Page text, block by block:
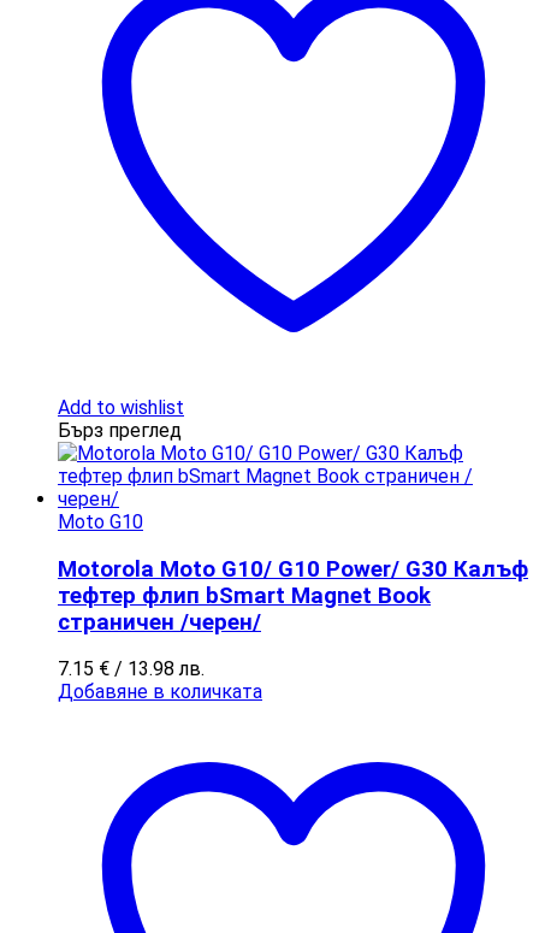
Add to wishlist
Бърз преглед
Moto G10
Motorola Moto G10/ G10 Power/ G30 Калъф
тефтер флип bSmart Magnet Book
страничен /черен/
7.15 € / 13.98 лв.
Добавяне в количката